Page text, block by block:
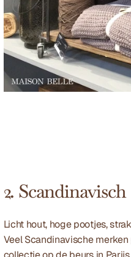
2. Scandinavisch
Licht hout, hoge pootjes,
Veel Scandinavische